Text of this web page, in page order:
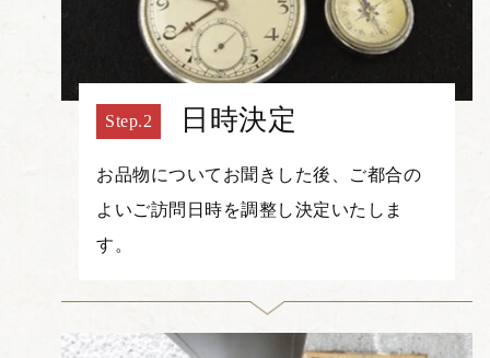
日時決定
お品物についてお聞きした後、ご都合の
よいご訪問日時を調整し決定いたしま
す。